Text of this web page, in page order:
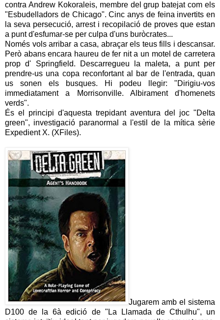
contra Andrew Kokoraleis, membre del grup batejat com els
"Esbudelladors de Chicago". Cinc anys de feina invertits en
la seva persecució, arrest i recopilació de proves que estan
a punt d'esfumar-se per culpa d'uns buròcrates...
Només vols arribar a casa, abraçar els teus fills i descansar.
Però abans encara haureu de fer nit a un motel de carretera
prop d' Springfield. Descarregueu la maleta, a punt per
prendre-us una copa reconfortant al bar de l'entrada, quan
us sonen els busques. Hi podeu llegir: "Dirigiu-vos
immediatament a Morrisonville. Albirament d'homenets
verds".
És el principi d'aquesta trepidant aventura del joc "Delta
green", investigació paranormal a l'estil de la mítica sèrie
Expedient X. (XFiles).
Jugarem amb el sistema
D100 de la 6à edició de "La Llamada de Cthulhu", un